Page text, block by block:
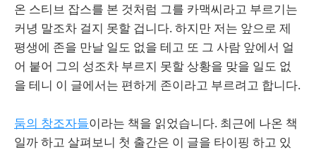
온 스티브 잡스를 본 것처럼 그를 카맥씨라고 부르기는
커녕 말조차 걸지 못할 겁니다. 하지만 저는 앞으로 제
평생에 존을 만날 일도 없을 테고 또 그 사람 앞에서 얼
어 붙어 그의 성조차 부르지 못할 상황을 맞을 일도 없
을 테니 이 글에서는 편하게 존이라고 부르려고 합니다.
둠의 창조자들이라는 책을 읽었습니다. 최근에 나온 책
일까 하고 살펴보니 첫 출간은 이 글을 타이핑 하고 있